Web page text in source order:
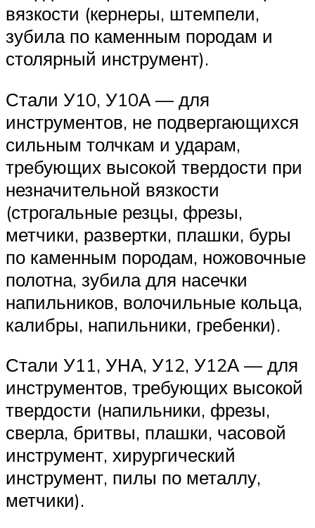
вязкости (кернеры, штемпели,
зубила по каменным породам и
столярный инструмент).
Стали У10, У10А — для
инструментов, не подвергающихся
сильным толчкам и ударам,
требующих высокой твердости при
незначительной вязкости
(строгальные резцы, фрезы,
метчики, развертки, плашки, буры
по каменным породам, ножовочные
полотна, зубила для насечки
напильников, волочильные кольца,
калибры, напильники, гребенки).
Стали У11, УНА, У12, У12А — для
инструментов, тре­бующих высокой
твердости (напильники, фрезы,
сверла, бритвы, плашки, часовой
инструмент, хирургический
инструмент, пилы по металлу,
метчики).